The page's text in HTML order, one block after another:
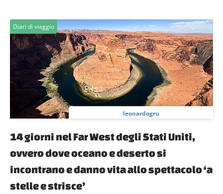
Diari di viaggio
leonardogru
14 giorni nel Far West degli Stati Uniti,
ovvero dove oceano e deserto si
incontrano e danno vita allo spettacolo ‘a
stelle e strisce’